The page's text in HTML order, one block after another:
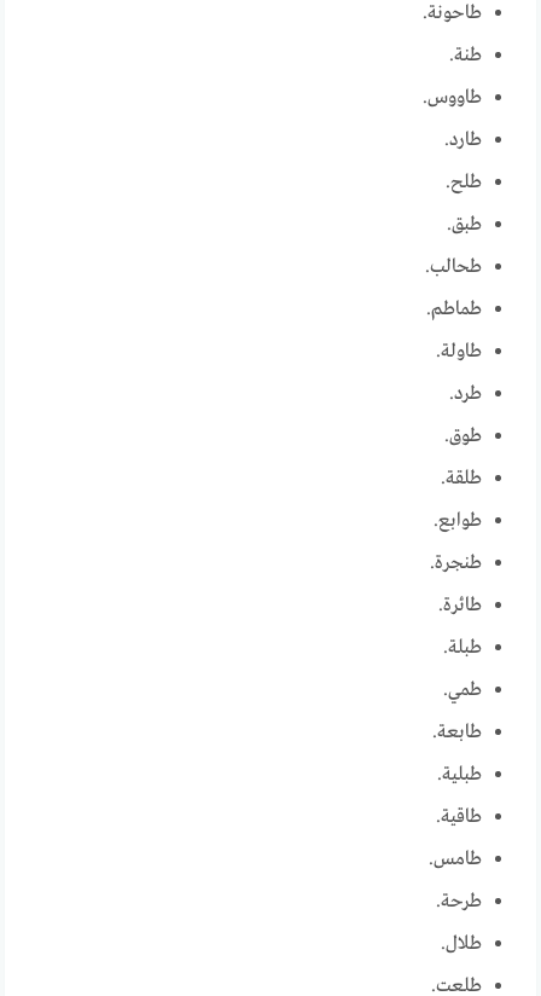
طاحونة.
طنة.
طاووس.
طارد.
طلح.
طبق.
طحالب.
طماطم.
طاولة.
طرد.
طوق.
طلقة.
طوابع.
طنجرة.
طائرة.
طبلة.
طمي.
طابعة.
طبلية.
طاقية.
طامس.
طرحة.
طلال.
طلعت.